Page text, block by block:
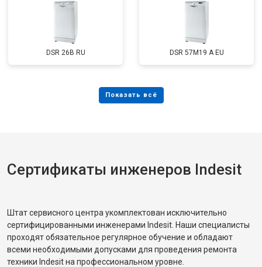
DSR 26B RU DSR 57M19 A EU
Сертификаты инженеров Indesit
Штат сервисного центра укомплектован исключительно
сертифицированными инженерами Indesit. Наши специалисты
проходят обязательное регулярное обучение и обладают
всеми необходимыми допусками для проведения ремонта
техники Indesit на профессиональном уровне.